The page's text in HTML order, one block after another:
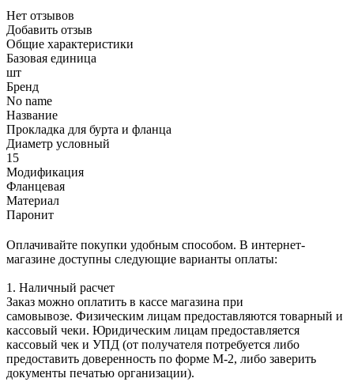
Нет отзывов
Добавить отзыв
Общие характеристики
Базовая единица
шт
Бренд
No name
Название
Прокладка для бурта и фланца
Диаметр условный
15
Модификация
Фланцевая
Материал
Паронит
Оплачивайте покупки удобным способом. В интернет-
магазине доступны следующие варианты оплаты:
1. Наличный расчет
Заказ можно оплатить в кассе магазина при
самовывозе. Физическим лицам предоставляются товарный и
кассовый чеки. Юридическим лицам предоставляется
кассовый чек и УПД (от получателя потребуется либо
предоставить доверенность по форме М-2, либо заверить
документы печатью организации).